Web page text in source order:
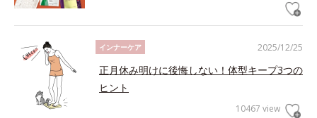
2025/12/25
インナーケア
正月休み明けに後悔しない！体型キープ3つの
ヒント
10467 view